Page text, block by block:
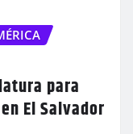
para
El Salvador